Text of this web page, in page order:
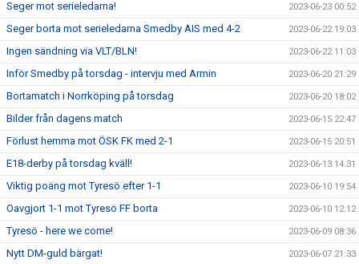
Seger mot serieledarna! 2023-06-23 00:52
Seger borta mot serieledarna Smedby AIS med 4-2 2023-06-22 19:03
Ingen sändning via VLT/BLN! 2023-06-22 11:03
Inför Smedby på torsdag - intervju med Armin 2023-06-20 21:29
Bortamatch i Norrköping på torsdag 2023-06-20 18:02
Bilder från dagens match 2023-06-15 22:47
Förlust hemma mot ÖSK FK med 2-1 2023-06-15 20:51
E18-derby på torsdag kväll! 2023-06-13 14:31
Viktig poäng mot Tyresö efter 1-1 2023-06-10 19:54
Oavgjort 1-1 mot Tyresö FF borta 2023-06-10 12:12
Tyresö - here we come! 2023-06-09 08:36
Nytt DM-guld bärgat! 2023-06-07 21:33